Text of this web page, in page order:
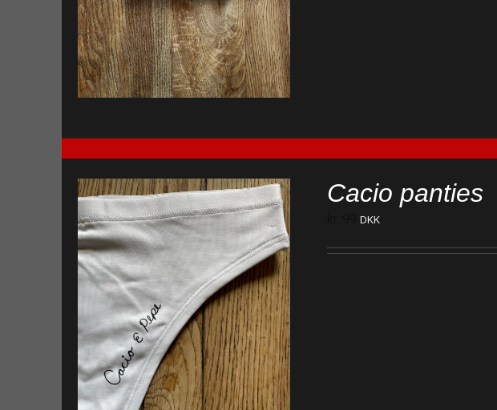
Cacio panties
DKK